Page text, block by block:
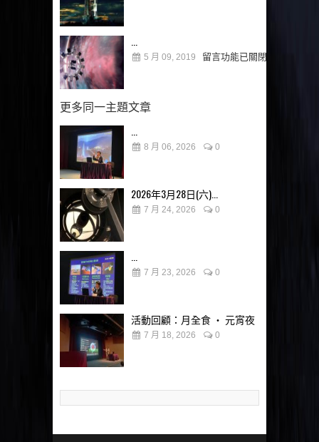
5 月 09, 2019 留言功能已關閉
更多同一主題文章
8 月 06, 2026 0
2026年3月28日(六)...
7 月 24, 2026 0
7 月 23, 2026 0
活動回顧：月全食 ‧ 元宵夜
7 月 18, 2026 0